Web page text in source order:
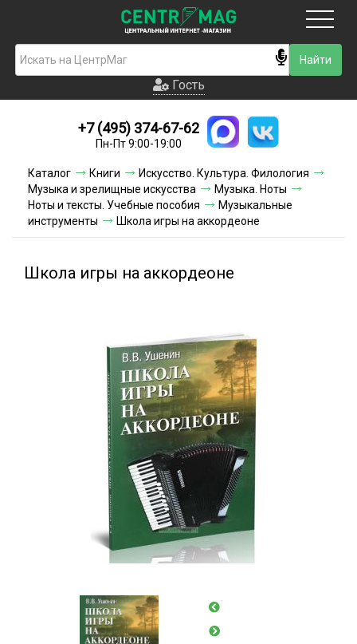
Гость
Новинки
Условия доставки
Условия оплаты
Акции и скидки
Гость
+7 (495) 374-67-62
Пн-Пт 9:00-19:00
Каталог Книги
Искусство. Культура. Филология
Музыка и зрелищные искусства
Музыка. Ноты
Ноты и тексты. Учебные пособия
Музыкальные
инструменты
Школа игры на аккордеоне
Школа игры на аккордеоне